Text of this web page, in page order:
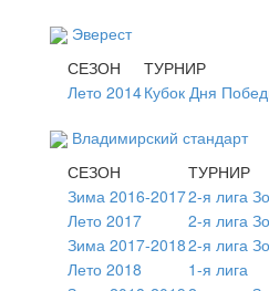
Эверест
СЕЗОН
ТУРНИР
Лето 2014Кубок Дня
Владимирский стандарт
СЕЗОН
ТУРНИР
Зима 2016-20172-я лига
Лето 2017
2-я лига
Зима 2017-20182-я лига
Лето 2018
1-я лига